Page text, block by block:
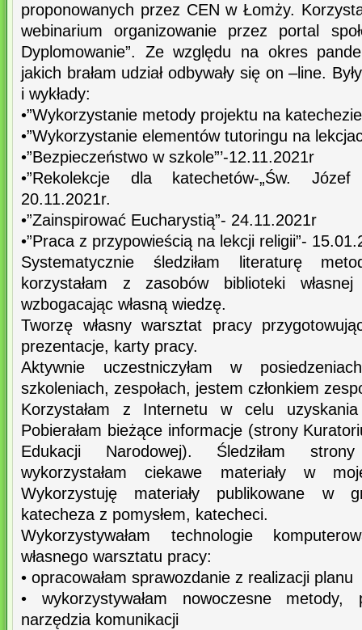
proponowanych przez CEN w Łomży.
webinarium organizowanie przez portal
Dyplomowanie”. Ze względu na okres
jakich brałam udział odbywały się on –line.
i wykłady:
•”Wykorzystanie metody projektu na
•”Wykorzystanie elementów tutoringu na
•”Bezpieczeństwo w szkole”’-12.11.2021r
•”Rekolekcje dla katechetów-„Św.
20.11.2021r.
•”Zainspirować Eucharystią”- 24.11.2021r
•”Praca z przypowieścią na lekcji religii”-
Systematycznie śledziłam literaturę
korzystałam z zasobów biblioteki
wzbogacając własną wiedzę.
Tworzę własny warsztat pracy
prezentacje, karty pracy.
Aktywnie uczestniczyłam w
szkoleniach, zespołach, jestem członkiem
Korzystałam z Internetu w celu
Pobierałam bieżące informacje (strony
Edukacji Narodowej). Śledziłam
wykorzystałam ciekawe materiały w
Wykorzystuję materiały publikowane w
katecheza z pomysłem, katecheci.
Wykorzystywałam technologie
własnego warsztatu pracy:
• opracowałam sprawozdanie z realizacji planu
• wykorzystywałam nowoczesne metody,
narzędzia komunikacji